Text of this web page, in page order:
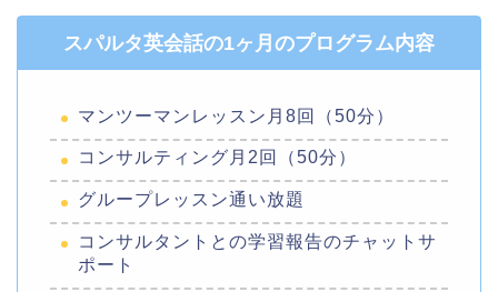
スパルタ英会話の1ヶ月のプログラム内容
マンツーマンレッスン月8回（50分）
コンサルティング月2回（50分）
グループレッスン通い放題
コンサルタントとの学習報告のチャットサ
ポート